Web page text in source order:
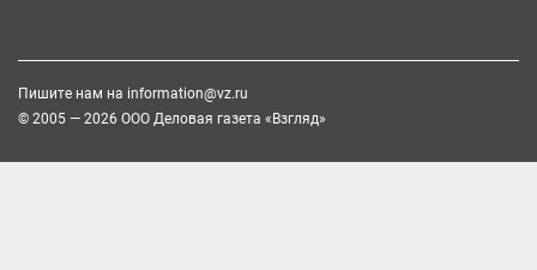
Пишите нам на information@vz.ru
© 2005 — 2026 ООО Деловая газета «Взгляд»